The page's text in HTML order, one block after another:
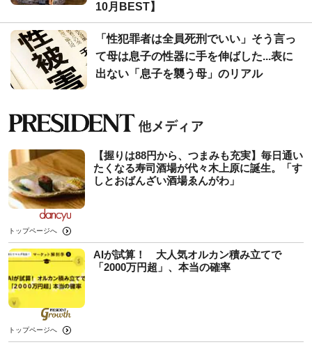
10月BEST】
「性犯罪者は全員死刑でいい」そう言っ
て母は息子の性器に手を伸ばした...表に
出ない「息子を襲う母」のリアル
【握りは88円から、つまみも充実】毎日通い
たくなる寿司酒場が代々木上原に誕生。「す
しとおばんざい酒場ゑんがわ」
トップページへ
AIが試算！ 大人気オルカン積み立てで
「2000万円超」、本当の確率
トップページへ